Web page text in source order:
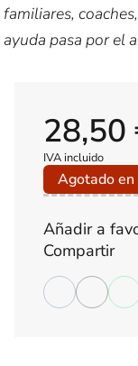
familiares,
ayuda pasa por el
28,50
IVA incluido
Agotado
Añadir a
Compartir